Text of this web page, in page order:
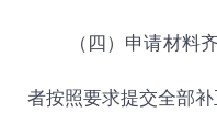
（四）申请材料
者按照要求提交全部补